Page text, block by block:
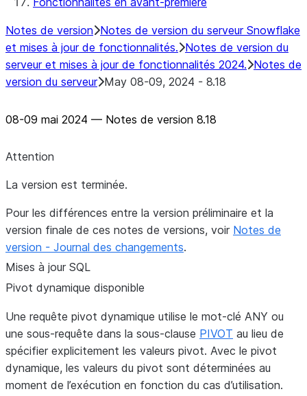
SDK pour Connectors
Modèle Java de Native SDK pour
Connectors
Exemple de SDK natif Java pour
Notes de version Notes de version du serveur Snowflake
et mises à jour de fonctionnalités. Notes de version du
serveur et mises à jour de fonctionnalités 2024. Notes de
version du serveur May 08-09, 2024 - 8.18
08-09 mai 2024 — Notes de version 8.18
Attention
La version est terminée.
Pour les différences entre la version préliminaire et la
version finale de ces notes de versions, voir Notes de
version - Journal des changements.
Mises à jour SQL
Pivot dynamique disponible
Une requête pivot dynamique utilise le mot-clé ANY ou
une sous-requête dans la sous-clause PIVOT au lieu de
spécifier explicitement les valeurs pivot. Avec le pivot
dynamique, les valeurs du pivot sont déterminées au
moment de l’exécution en fonction du cas d’utilisation.